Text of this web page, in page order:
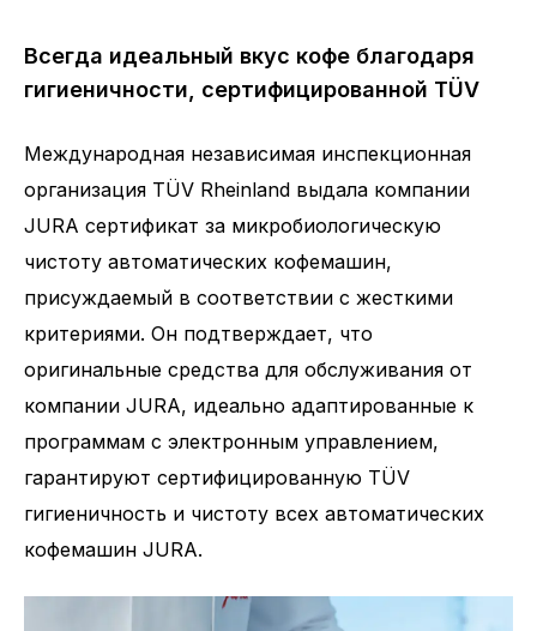
Всегда идеальный вкус кофе благодаря
гигиеничности, сертифицированной TÜV
Международная независимая инспекционная
организация TÜV Rheinland выдала компании
JURA сертификат за микробиологическую
чистоту автоматических кофемашин,
присуждаемый в соответствии с жесткими
критериями. Он подтверждает, что
оригинальные средства для обслуживания от
компании JURA, идеально адаптированные к
программам с электронным управлением,
гарантируют сертифицированную TÜV
гигиеничность и чистоту всех автоматических
кофемашин JURA.